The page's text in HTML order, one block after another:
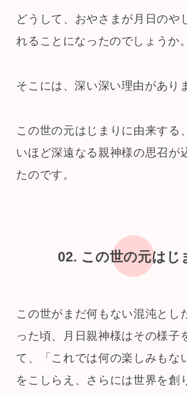
どうして、おやさまが月日のや
れることになったのでしょうか。
そこには、深い深い理由があり
この世の元はじまりに由来する
いほど深遠なる親神様の思召が
たのです。
02. この世の元はじ
この世がまだ何もない混沌とし
った頃、月日親神様はその様子
て、「これでは何の楽しみもな
をこしらえ、さらには世界を創